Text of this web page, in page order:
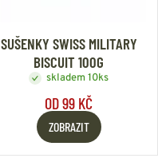
SUŠENKY SWISS MILITARY
BISCUIT 100G
skladem 10ks
OD 99 KČ
ZOBRAZIT